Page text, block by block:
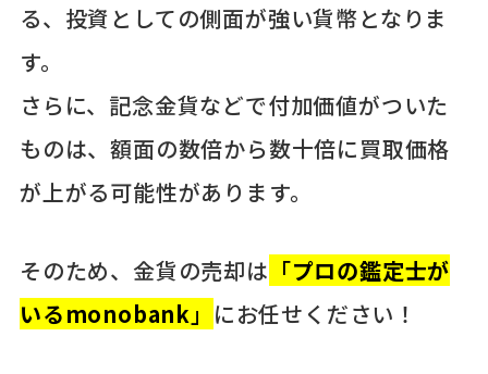
る、投資としての側面が強い貨幣となりま
す。
さらに、記念金貨などで付加価値がついた
ものは、額面の数倍から数十倍に買取価格
が上がる可能性があります。
そのため、金貨の売却は 「プロの鑑定士が
いるmonobank 」 にお任せください！